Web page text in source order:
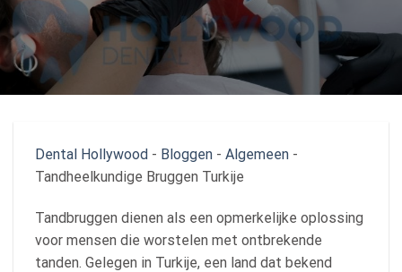
Dental Hollywood - Bloggen - Algemeen -
Tandheelkundige Bruggen Turkije
Tandbruggen dienen als een opmerkelijke oplossing
voor mensen die worstelen met ontbrekende
tanden. Gelegen in Turkije, een land dat bekend